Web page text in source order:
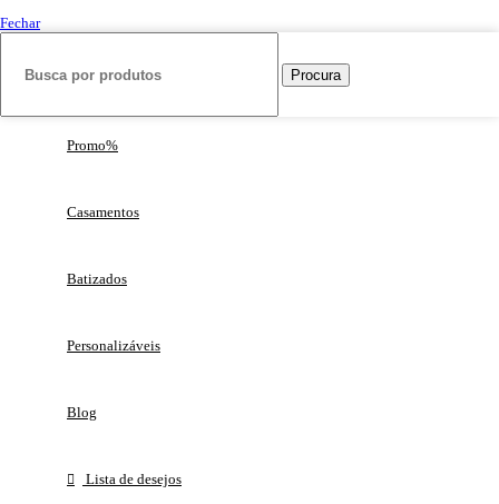
Fechar
Procura
Promo%
Casamentos
Batizados
Personalizáveis
Blog
Lista de desejos